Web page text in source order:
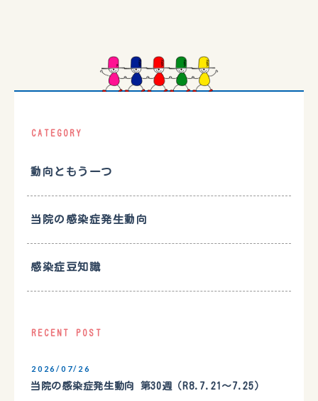
CATEGORY
動向ともう一つ
当院の感染症発生動向
感染症豆知識
RECENT POST
2026/07/26
当院の感染症発生動向 第30週（R8.7.21〜7.25）